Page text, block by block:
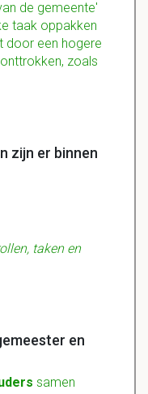
de gemeente'
taak oppakken
door een hogere
zoals
zijn er binnen
taken en
en
samen